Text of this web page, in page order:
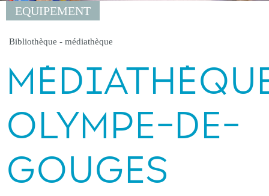
EQUIPEMENT
Bibliothèque - médiathèque
OLYMPE-DE-
GOUGES